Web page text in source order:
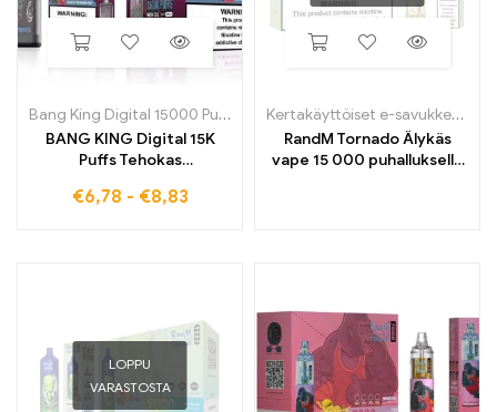
Bang King Digital 15000 Puffs
BANG KING Digital 15K
Puffs Tehokas
jolla on voimakas maku
€6,78 - €8,83
Kertakäyttöiset e-savukkeet
RandM Tornado Älykäs
vape 15 000 puhalluksella
LOPPU
VARASTOSTA